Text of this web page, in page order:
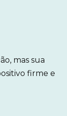
mas sua
firme e